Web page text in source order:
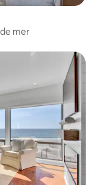
mer